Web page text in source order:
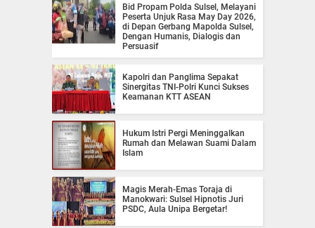
Bid Propam Polda Sulsel, Melayani
Peserta Unjuk Rasa May Day 2026,
di Depan Gerbang Mapolda Sulsel,
Dengan Humanis, Dialogis dan
Persuasif
Kapolri dan Panglima Sepakat
Sinergitas TNI-Polri Kunci Sukses
Keamanan KTT ASEAN
Hukum Istri Pergi Meninggalkan
Rumah dan Melawan Suami Dalam
Islam
Magis Merah-Emas Toraja di
Manokwari: Sulsel Hipnotis Juri
PSDC, Aula Unipa Bergetar!